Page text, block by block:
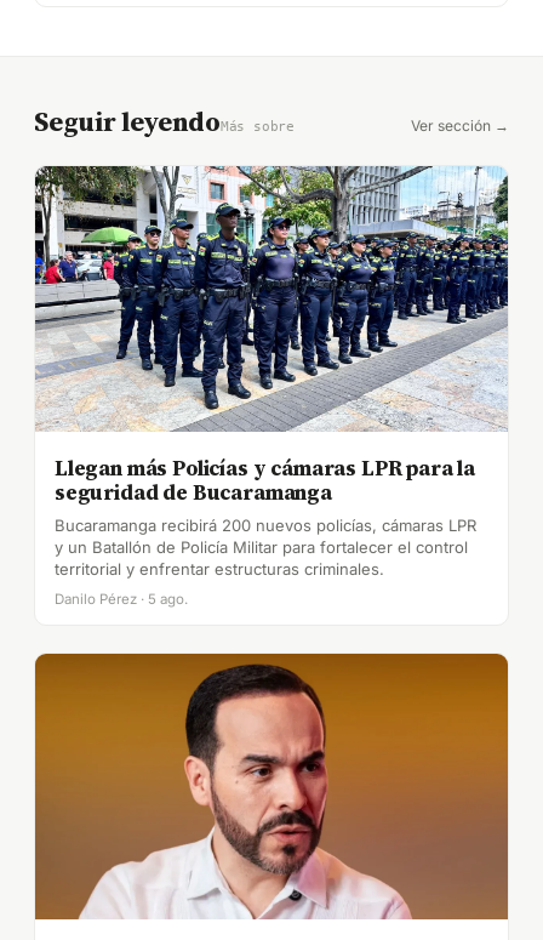
Seguir leyendoMás sobre Ver sección →
Llegan más Policías y cámaras LPR para la
seguridad de Bucaramanga
Bucaramanga recibirá 200 nuevos policías, cámaras LPR
y un Batallón de Policía Militar para fortalecer el control
territorial y enfrentar estructuras criminales.
Danilo Pérez · 5 ago.